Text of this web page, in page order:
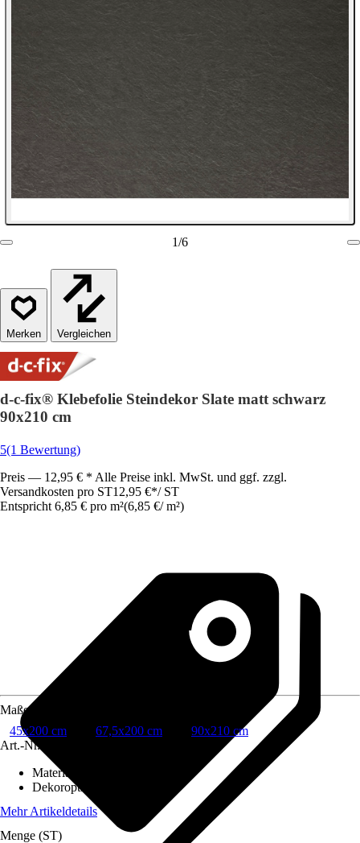
1/6
Vergleichen
d-c-fix® Klebefolie Steindekor Slate matt schwarz
90x210 cm
5(1 Bewertung)
Preis — 12,95 € * Alle Preise inkl. MwSt. und ggf. zzgl.
Versandkosten pro ST12,95 €*/ ST
Entspricht 6,85 € pro m²(6,85 €/ m²)
Maße
45x200 cm
67,5x200 cm
90x210 cm
Art.-Nr.
Material
Dekoroptik
Mehr Artikeldetails
Menge (ST)